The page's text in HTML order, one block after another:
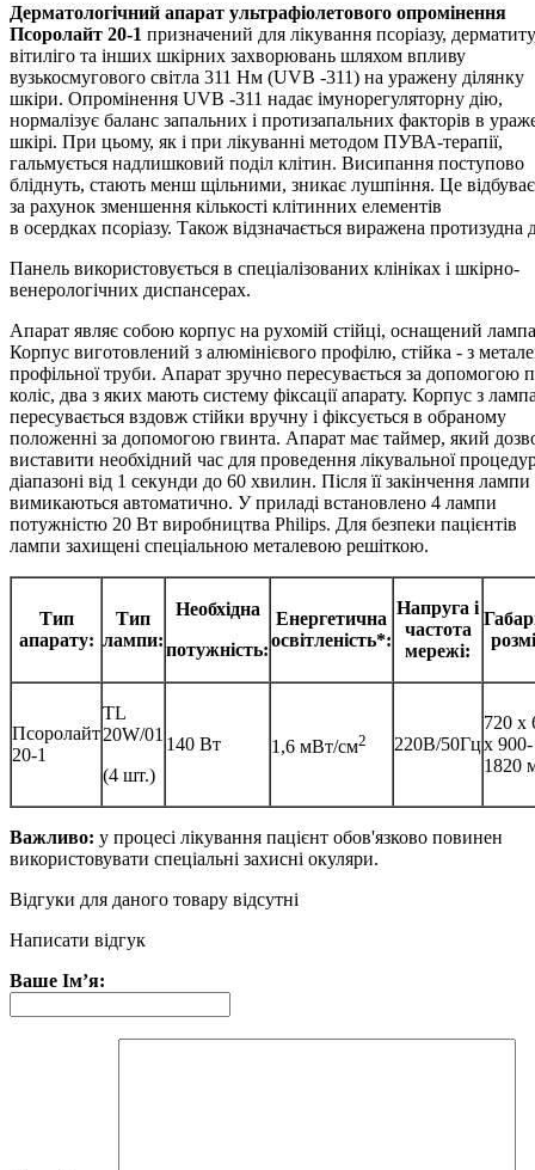
Дерматологічний апарат ультрафіолетового опромінення
Псоролайт 20-1 призначений для лікування псоріазу,
вітиліго та інших шкірних захворювань шляхом впливу
вузькосмугового світла 311 Нм (UVB -311) на уражену ділянку
шкіри. Опромінення UVB -311 надає імунорегуляторну дію,
нормалізує баланс запальних і протизапальних факторів в
шкірі. При цьому, як і при лікуванні методом ПУВА-терапії,
гальмується надлишковий поділ клітин. Висипання поступово
бліднуть, стають менш щільними, зникає лушпіння. Це
за рахунок зменшення кількості клітинних елементів
в осердках псоріазу. Також відзначається виражена протизудна
Панель використовується в спеціалізованих клініках і шкірно-
венерологічних диспансерах.
Апарат являє собою корпус на рухомій стійці, оснащений
Корпус виготовлений з алюмінієвого профілю, стійка - з
профільної труби. Апарат зручно пересувається за допомогою
коліс, два з яких мають систему фіксації апарату. Корпус з
пересувається вздовж стійки вручну і фіксується в обраному
положенні за допомогою гвинта. Апарат має таймер, який
виставити необхідний час для проведення лікувальної
діапазоні від 1 секунди до 60 хвилин. Після її закінчення лампи
вимикаються автоматично. У приладі встановлено 4 лампи
потужністю 20 Вт виробництва Philips. Для безпеки пацієнтів
лампи захищені спеціальною металевою решіткою.
Тип
апарату:
Тип
лампи:
Необхідна
потужність:
Енергетична
освітленість*:
Напруга і
частота
мережі:
Псоролайт
20-1
TL
20W/01
(4 шт.)
140 Вт 1,6 мВт/см2 220В/50Гц
720 х
х 900-
1820
Важливо: у процесі лікування пацієнт обов'язково повинен
використовувати спеціальні захисні окуляри.
Відгуки для даного товару відсутні
Написати відгук
Ваше Ім’я: